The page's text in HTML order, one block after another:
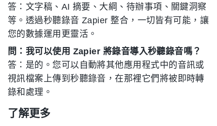
答：文字稿、AI 摘要、大綱、待辦事項、關鍵洞察
等。透過秒聽錄音 Zapier 整合，一切皆有可能，讓
您的數據運用更靈活。
問：我可以使用 Zapier 將錄音導入秒聽錄音嗎？
答：是的。您可以自動將其他應用程式中的音訊或
視訊檔案上傳到秒聽錄音，在那裡它們將被即時轉
錄和處理。
了解更多